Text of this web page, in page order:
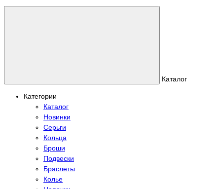
Каталог
Категории
Каталог
Новинки
Серьги
Кольца
Броши
Подвески
Браслеты
Колье